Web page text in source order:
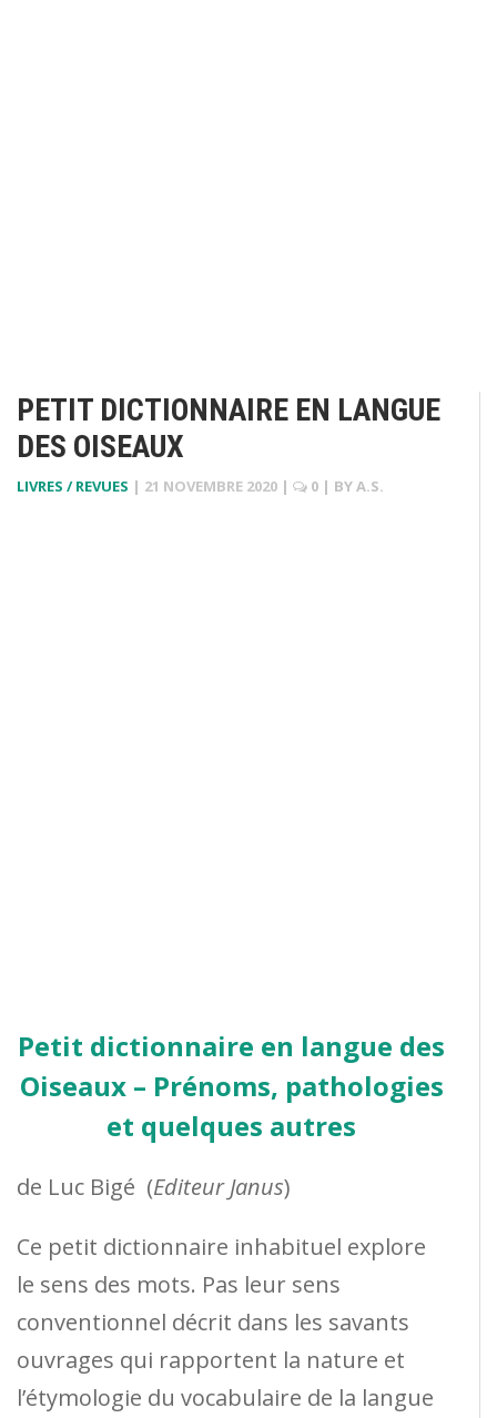
PETIT DICTIONNAIRE EN LANGUE
DES OISEAUX
LIVRES / REVUES | 21 NOVEMBRE 2020 | 0 | BYA.S.
Petit dictionnaire en langue des
Oiseaux – Prénoms, pathologies
et quelques autres
de Luc Bigé (Editeur Janus)
Ce petit dictionnaire inhabituel explore
le sens des mots. Pas leur sens
conventionnel décrit dans les savants
ouvrages qui rapportent la nature et
l’étymologie du vocabulaire de la langue